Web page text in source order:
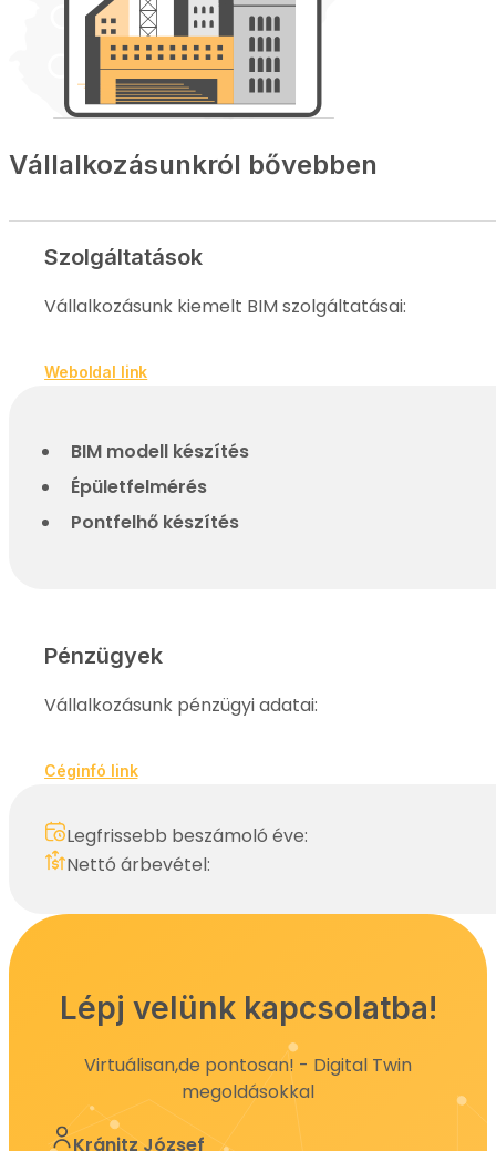
Vállalkozásunkról bővebben
Szolgáltatások
Vállalkozásunk kiemelt BIM szolgáltatásai:
Weboldal link
BIM modell készítés
Épületfelmérés
Pontfelhő készítés
Pénzügyek
Vállalkozásunk pénzügyi adatai:
Céginfó link
Legfrissebb beszámoló éve:
Nettó árbevétel:
Lépj velünk kapcsolatba!
Virtuálisan,de pontosan! - Digital Twin
megoldásokkal
Kránitz József